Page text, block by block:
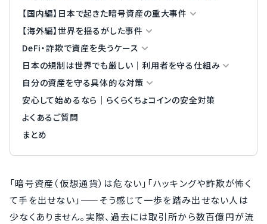
【国内編】日本で起きた暗号資産の重大事件
Mt.Gox（2014年・約85万BTC消失）
Coincheck NEM流出（2018年・約580億円）
Zaif・Liquidの流出事件
DMM Bitcoin（2024年・約482億円）
国内事件から見える3つの教訓
【海外編】世界を揺るがした事件
FTX破綻（経営者による顧客資金の流用）
Bybit（史上最大・約15億ドルのハッキング）
Terra・LUNA崩壊（アルゴリズム型の限界）
DeFi・詐欺で資産を失うケース
DeFiのハッキング（Ronin等）
ラグプル・ポンジ（OneCoin・BitConnectなど）
日本の規制は世界でも厳しい｜利用者を守る仕組み
コールドウォレット保管義務と履行保証暗号資産
分別管理｜会社が潰れても顧客資産は守られる
トラベルルールと金商法への移行（今後の強化）
自分の資産を守る具体的な対策
金融庁登録業者を選ぶ
秘密鍵を自分で持つか、預けるか
詐欺の見分け方
安心して始めるなら｜らくらくちょコインの安全対策
よくあるご質問
まとめ
「暗号資産（仮想通貨）は危ない」「ハッキングや詐欺が怖く
て手を出せない」——そう感じて一歩を踏み出せない人は
少なくありません。実際、過去には取引所から数百億円が流